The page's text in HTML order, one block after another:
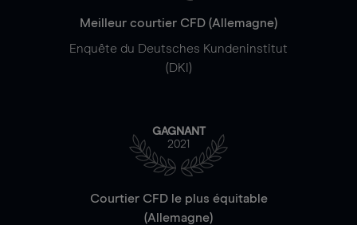
Meilleur courtier CFD (Allemagne)
Enquête du Deutsches Kundeninstitut
(DKI)
GAGNANT
2021
Courtier CFD le plus équitable
(Allemagne)